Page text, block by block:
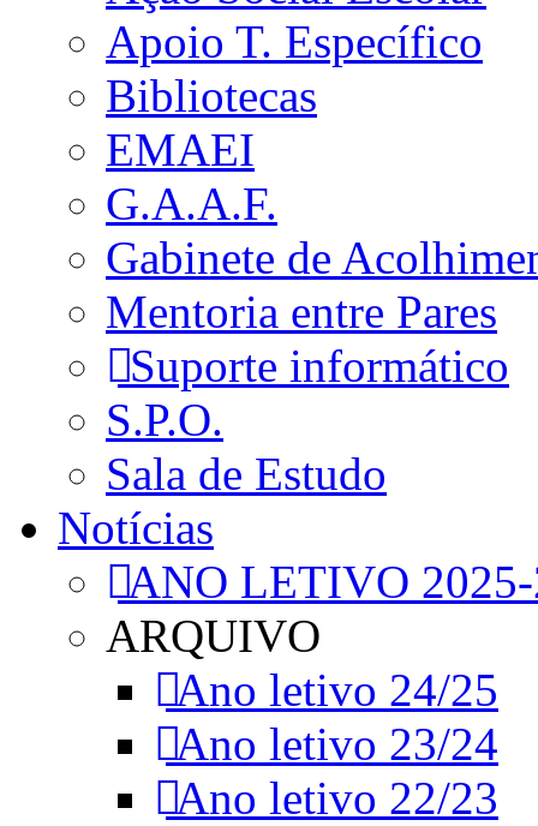
Apoio T. Específico
Bibliotecas
EMAEI
G.A.A.F.
Gabinete de
Mentoria entre Pares
Suporte informático
S.P.O.
Sala de Estudo
Notícias
ANO LETIVO
ARQUIVO
Ano letivo 24/25
Ano letivo 23/24
Ano letivo 22/23